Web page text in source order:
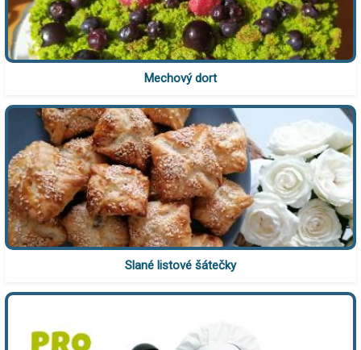
Mechový dort
Slané listové šátečky